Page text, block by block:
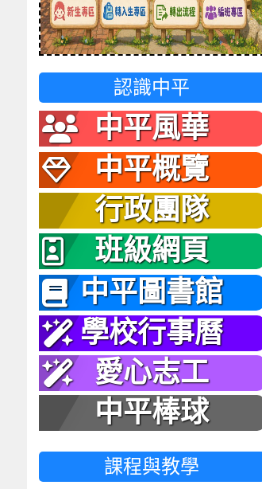
認識中平
中平風華
中平概覽
行政團隊
班級網頁
中平圖書館
學校行事曆
愛心志工
中平棒球
課程與教學